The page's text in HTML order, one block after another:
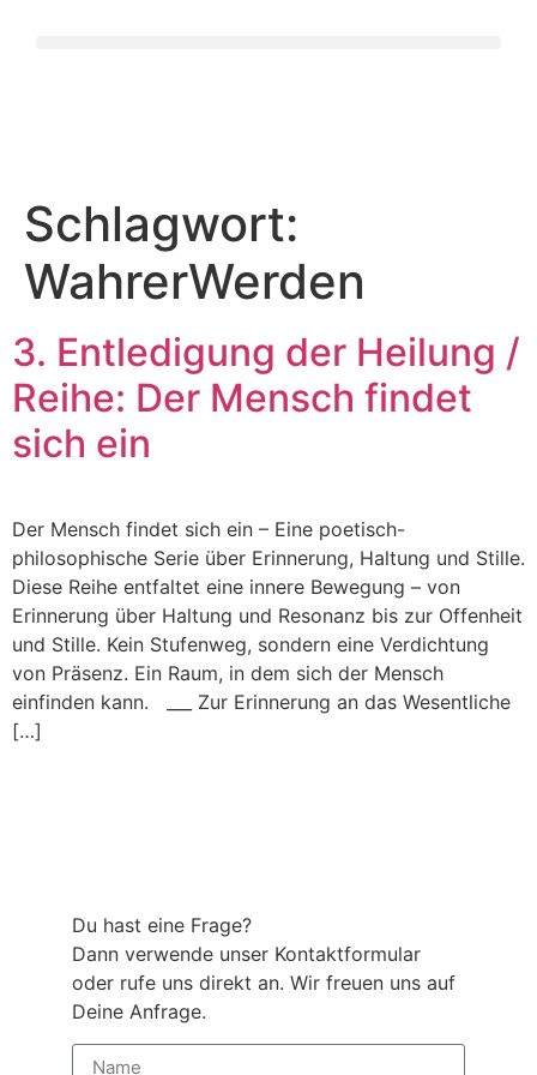
Schlagwort:
WahrerWerden
3. Entledigung der Heilung /
Reihe: Der Mensch findet
sich ein
Der Mensch findet sich ein – Eine poetisch-
philosophische Serie über Erinnerung, Haltung und Stille.
Diese Reihe entfaltet eine innere Bewegung – von
Erinnerung über Haltung und Resonanz bis zur Offenheit
und Stille. Kein Stufenweg, sondern eine Verdichtung
von Präsenz. Ein Raum, in dem sich der Mensch
einfinden kann. ___ Zur Erinnerung an das Wesentliche
[…]
Du hast eine Frage?
Dann verwende unser Kontaktformular
oder rufe uns direkt an. Wir freuen uns auf
Deine Anfrage.